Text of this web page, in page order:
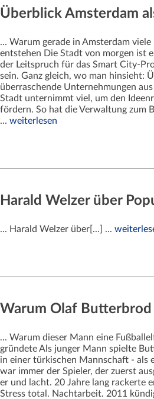
Überblick Amsterdam
... Warum gerade in Amsterdam
entstehen Die Stadt von morgen ist
der Leitspruch für das Smart City-
sein. Ganz gleich, wo man hinsieht:
überraschende Unternehmungen
Stadt unternimmt viel, um den
fördern. So hat die Verwaltung zum
... weiterlesen
Harald Welzer über
... Harald Welzer über[...] ...
Warum Olaf Butterbrod
... Warum dieser Mann eine
gründete Als junger Mann spielte
in einer türkischen Mannschaft - als
war immer der Spieler, der zuerst
er und lacht. 20 Jahre lang rackerte
Stress total. Nachtarbeit. 2011